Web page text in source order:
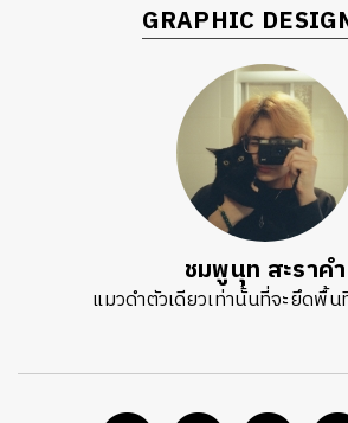
GRAPHIC
ชมพูนุท สะราคำ
แมวดำตัวเดียวเท่านั้นที่จะยึดพื้